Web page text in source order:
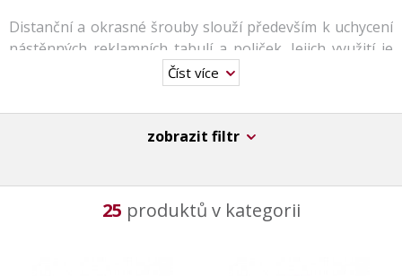
Distanční a okrasné šrouby slouží především k uchycení
nástěnných reklamních tabulí a poliček. Jejich využití je
vhodné zejména do kanceláří, obchodů, galerií, škol,
vybírat z různých velikostí, dle vašich představ si lze
originální design a vysoká kvalita.
Číst více
zobrazit filtr
25 produktů v kategorii